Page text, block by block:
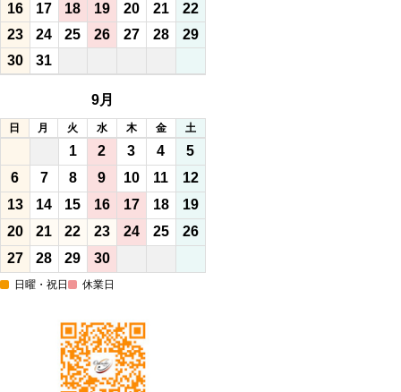
16
17 18 19 20 21
22
23
24 25 26 27 28
29
30
31
9月
日 月 火 水 木 金 土
1 2 3 4
5
6
7 8 9 10 11
12
13
14 15 16 17 18
19
20
21 22 23 24 25
26
27
28 29 30
日曜・祝日 休業日